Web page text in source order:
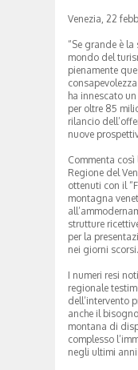
Venezia, 22
“Se grande è
mondo del
pienamente
ha innescato
per oltre 85
rilancio
nuove
Commenta così
Regione del
ottenuti con il
montagna
strutture
per la
nei giorni scorsi.
I numeri resi
regionale
dell’intervento
anche il
montana di
complesso
negli ultimi